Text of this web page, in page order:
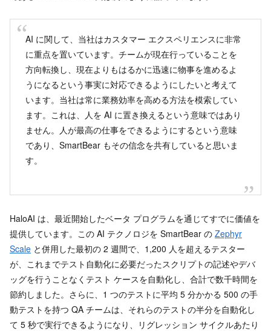
AI に関して、当社はカスタマー エクスペリエンスに非常
に重点を置いています。チームが現在行っていることを
方向転換し、現在よりもはるかに迅速に物事を進めるよ
うになるという事実に対応できるようにしたいと考えて
います。当社は常に業務効率を高める方法を模索してい
ます。これは、人を AI に置き換えるという意味ではあり
ません。人が最高の仕事をできるようにするという意味
であり、SmartBear もその信念を共有していると思いま
す。
HaloAI は、最近開始したベータ プログラムを通じてすでに価値を
提供しています。この AI テクノロジを SmartBear の Zephyr
Scale と併用した最初の 2 週間で、1,200 人を超えるテスター
が、これまでテスト自動化に必要だったスクリプトの記述やデバ
ッグを行うことなくテスト ケースを自動化し、合計で数千時間を
節約しました。さらに、1 つのテストに平均 5 分かかる 500 の手
動テストを持つ QA チームは、それらのテストの半分を自動化し
て 5 秒で実行できるようになり、リグレッション サイクルあたり